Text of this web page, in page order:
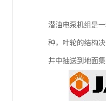
潜油电泵机组是
种，叶轮的结构
井中抽送到地面集